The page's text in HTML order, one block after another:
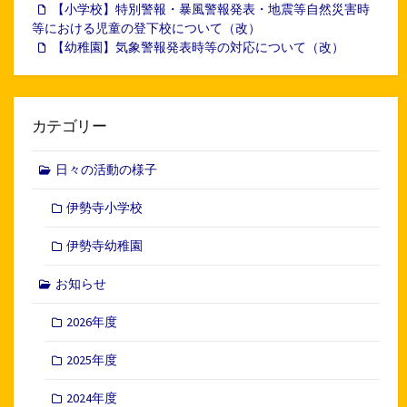
【小学校】特別警報・暴風警報発表・地震等自然災害時
等における児童の登下校について（改）
【幼稚園】気象警報発表時等の対応について（改）
カテゴリー
日々の活動の様子
伊勢寺小学校
伊勢寺幼稚園
お知らせ
2026年度
2025年度
2024年度